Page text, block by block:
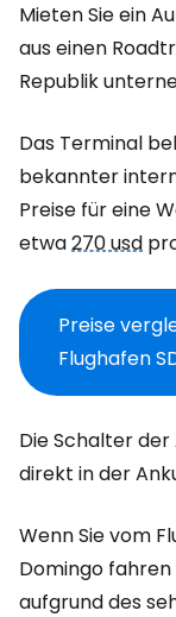
Mieten Sie ein
aus einen
Republik
Das Terminal
bekannter
Preise für eine
etwa270 usd
Preise
Flughafen
Die Schalter
direkt in der
Wenn Sie vom
Domingo
aufgrund des